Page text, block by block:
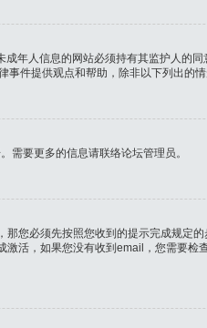
年人信息的网站必须持有其监护人的
件提供观点和帮助，除非以下列出的
需要更多的信息请联络论坛管理员。
您必须先按照您收到的提示完成规定
活，如果您没有收到email，您需要